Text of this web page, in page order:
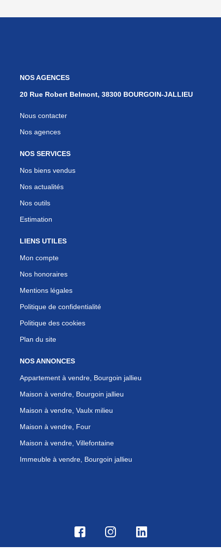
NOS AGENCES
20 Rue Robert Belmont, 38300 BOURGOIN-JALLIEU
Nous contacter
Nos agences
NOS SERVICES
Nos biens vendus
Nos actualités
Nos outils
Estimation
LIENS UTILES
Mon compte
Nos honoraires
Mentions légales
Politique de confidentialité
Politique des cookies
Plan du site
NOS ANNONCES
Appartement à vendre, Bourgoin jallieu
Maison à vendre, Bourgoin jallieu
Maison à vendre, Vaulx milieu
Maison à vendre, Four
Maison à vendre, Villefontaine
Immeuble à vendre, Bourgoin jallieu